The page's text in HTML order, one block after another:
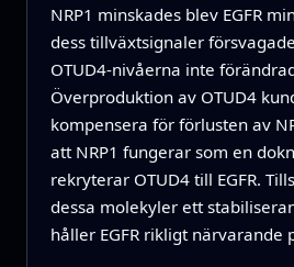
NRP1 minskades blev EGFR
dess tillväxtsignaler
OTUD4-nivåerna inte
Överproduktion av OTUD4
kompensera för förlusten av
att NRP1 fungerar som en
rekryterar OTUD4 till EGFR.
dessa molekyler ett
håller EGFR rikligt närvarande